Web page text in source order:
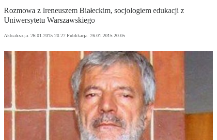
Rozmowa z Ireneuszem Białeckim, socjologiem edukacji z
Uniwersytetu Warszawskiego
Aktualizacja: 26.01.2015 20:27 Publikacja: 26.01.2015 20:05